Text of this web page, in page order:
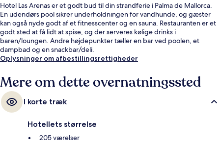
Hotel Las Arenas er et godt bud til din strandferie i Palma de Mallorca.
En udendørs pool sikrer underholdningen for vandhunde, og gæster
kan også nyde godt af et fitnesscenter og en sauna. Restauranten er et
godt sted at få lidt at spise, og der serveres kølige drinks i
baren/loungen. Andre højdepunkter tæller en bar ved poolen, et
dampbad og en snackbar/deli.
Oplysninger om afbestillingsrettigheder
Mere om dette overnatningssted
I korte træk
Hotellets størrelse
205 værelser